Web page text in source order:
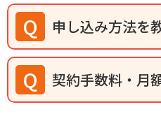
申し込み方法を
契約手数料・月